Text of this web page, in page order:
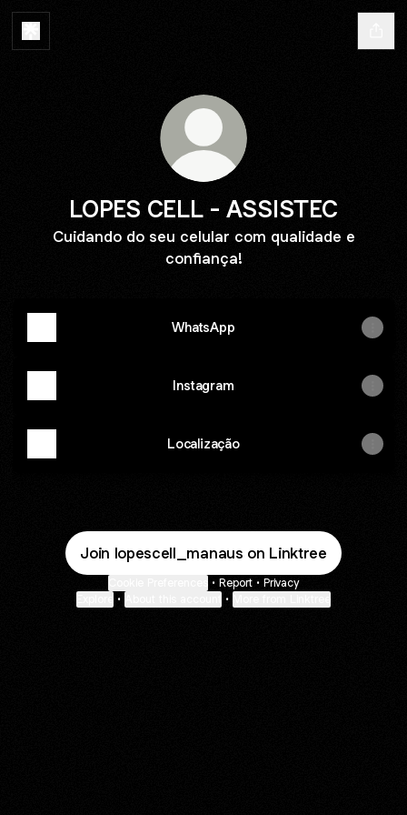
LOPES CELL - ASSISTEC
Cuidando do seu celular com qualidade e
confiança!
WhatsApp
Instagram
Localização
Join lopescell_manaus on Linktree
• Report • Privacy
• •